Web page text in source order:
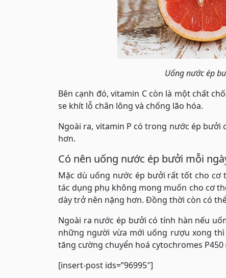
Uống nước ép
Bên cạnh đó, vitamin C còn là một chất
se khít lỗ chân lông và chống lão hóa.
Ngoài ra, vitamin P có trong nước ép
hơn.
Có nên uống nước ép bưởi mỗi
Mặc dù uống nước ép bưởi rất tốt cho
tác dụng phụ không mong muốn cho cơ
dày trở nên nặng hơn. Đồng thời còn có
Ngoài ra nước ép bưởi có tính hàn nếu
những người vừa mới uống rượu xong
tăng cường chuyển hoá cytochromes
[insert-post ids=”96995″]